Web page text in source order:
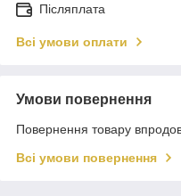
Післяплата
Всі умови оплати
Умови повернення
Повернення товару
Всі умови повернення